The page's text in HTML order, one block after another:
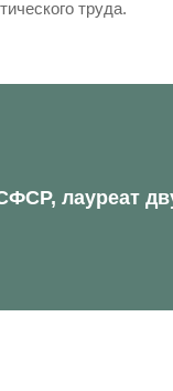
труда.
лауреат